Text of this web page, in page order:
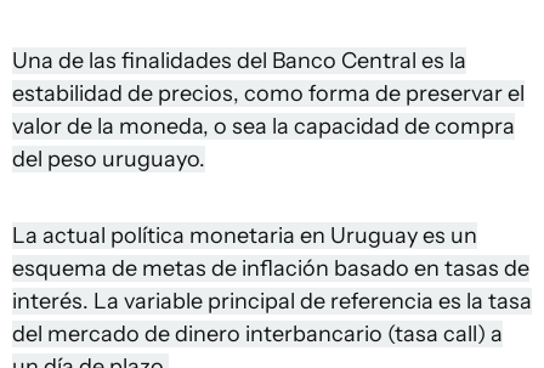
Una de las finalidades del Banco Central es la
estabilidad de precios, como forma de preservar el
valor de la moneda, o sea la capacidad de compra
del peso uruguayo.
La actual política monetaria en Uruguay es un
esquema de metas de inflación basado en tasas de
interés. La variable principal de referencia es la tasa
del mercado de dinero interbancario (tasa call) a